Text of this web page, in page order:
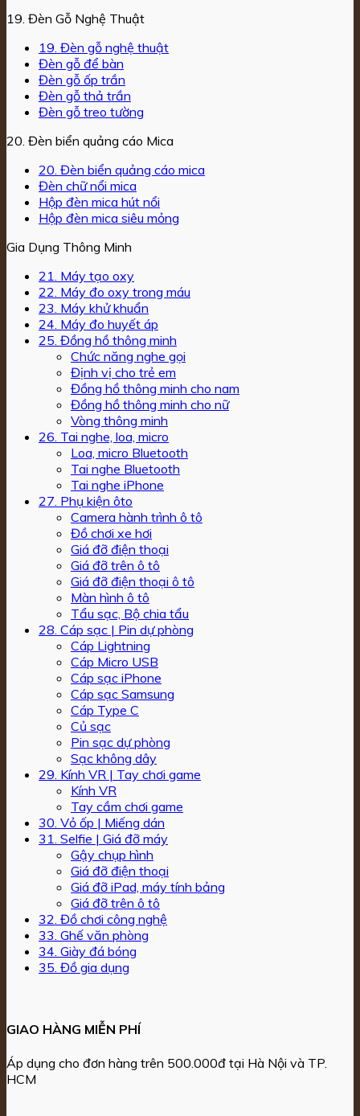
19. Đèn Gỗ Nghệ Thuật
19. Đèn gỗ nghệ thuật
Đèn gỗ để bàn
Đèn gỗ ốp trần
Đèn gỗ thả trần
Đèn gỗ treo tường
20. Đèn biển quảng cáo Mica
20. Đèn biển quảng cáo mica
Đèn chữ nổi mica
Hộp đèn mica hút nổi
Hộp đèn mica siêu mỏng
Gia Dụng Thông Minh
21. Máy tạo oxy
22. Máy đo oxy trong máu
23. Máy khử khuẩn
24. Máy đo huyết áp
25. Đồng hồ thông minh
Chức năng nghe gọi
Định vị cho trẻ em
Đồng hồ thông minh cho nam
Đồng hồ thông minh cho nữ
Vòng thông minh
26. Tai nghe, loa, micro
Loa, micro Bluetooth
Tai nghe Bluetooth
Tai nghe iPhone
27. Phụ kiện ôto
Camera hành trình ô tô
Đồ chơi xe hơi
Giá đỡ điện thoại
Giá đỡ trên ô tô
Giá đỡ điện thoại ô tô
Màn hình ô tô
Tẩu sạc, Bộ chia tẩu
28. Cáp sạc | Pin dự phòng
Cáp Lightning
Cáp Micro USB
Cáp sạc iPhone
Cáp sạc Samsung
Cáp Type C
Củ sạc
Pin sạc dự phòng
Sạc không dây
29. Kính VR | Tay chơi game
Kính VR
Tay cầm chơi game
30. Vỏ ốp | Miếng dán
31. Selfie | Giá đỡ máy
Gậy chụp hình
Giá đỡ điện thoại
Giá đỡ iPad, máy tính bảng
Giá đỡ trên ô tô
32. Đồ chơi công nghệ
33. Ghế văn phòng
34. Giày đá bóng
35. Đồ gia dụng
GIAO HÀNG MIỄN PHÍ
Áp dụng cho đơn hàng trên 500.000đ tại Hà Nội và TP.
HCM